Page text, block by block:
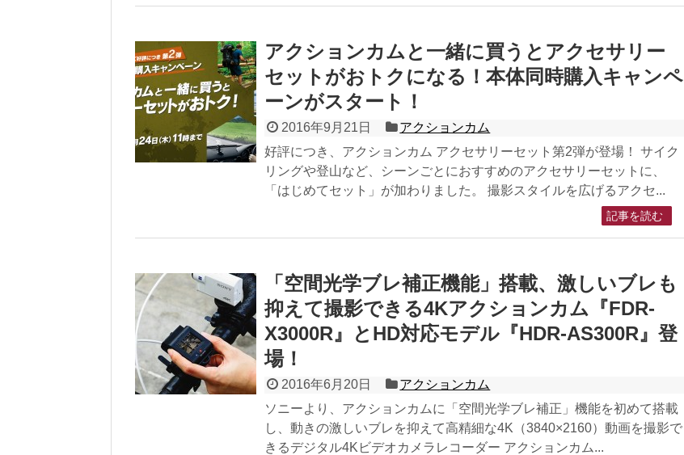
アクションカムと一緒に買うとアクセサリー
セットがおトクになる！本体同時購入キャンペ
ーンがスタート！
2016年9月21日
アクションカム
好評につき、アクションカム アクセサリーセット第2弾が登場！ サイク
リングや登山など、シーンごとにおすすめのアクセサリーセットに、
「はじめてセット」が加わりました。 撮影スタイルを広げるアクセ...
記事を読む
「空間光学ブレ補正機能」搭載、激しいブレも
抑えて撮影できる4Kアクションカム『FDR-
X3000R』とHD対応モデル『HDR-AS300R』登
場！
2016年6月20日
アクションカム
ソニーより、アクションカムに「空間光学ブレ補正」機能を初めて搭載
し、動きの激しいブレを抑えて高精細な4K（3840×2160）動画を撮影で
きるデジタル4Kビデオカメラレコーダー アクションカム...